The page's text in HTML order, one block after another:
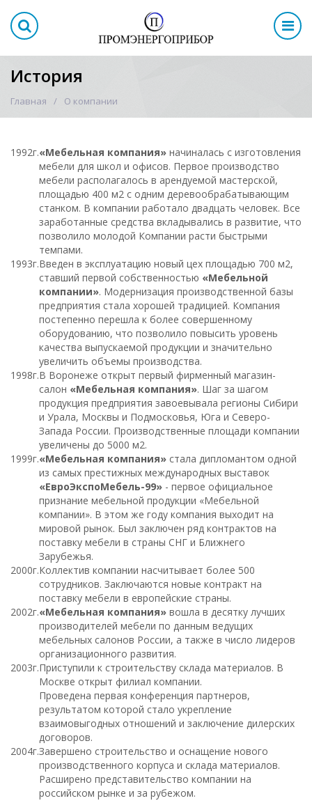
История
Главная О компании
1992г.«Мебельная компания» начиналась с изготовления
мебели для школ и офисов. Первое производство
мебели располагалось в арендуемой мастерской,
площадью 400 м2 с одним деревообрабатывающим
станком. В компании работало двадцать человек. Все
заработанные средства вкладывались в развитие, что
позволило молодой Компании расти быстрыми
темпами.
1993г.Введен в эксплуатацию новый цех площадью 700 м2,
ставший первой собственностью «Мебельной
компании». Модернизация производственной базы
предприятия стала хорошей традицией. Компания
постепенно перешла к более совершенному
оборудованию, что позволило повысить уровень
качества выпускаемой продукции и значительно
увеличить объемы производства.
1998г.В Воронеже открыт первый фирменный магазин-
салон «Мебельная компания». Шаг за шагом
продукция предприятия завоевывала регионы Сибири
и Урала, Москвы и Подмосковья, Юга и Северо-
Запада России. Производственные площади компании
увеличены до 5000 м2.
1999г.«Мебельная компания» стала дипломантом одной
из самых престижных международных выставок
«ЕвроЭкспоМебель-99» - первое официальное
признание мебельной продукции «Мебельной
компании». В этом же году компания выходит на
мировой рынок. Был заключен ряд контрактов на
поставку мебели в страны СНГ и Ближнего
Зарубежья.
2000г.Коллектив компании насчитывает более 500
сотрудников. Заключаются новые контракт на
поставку мебели в европейские страны.
2002г.«Мебельная компания» вошла в десятку лучших
производителей мебели по данным ведущих
мебельных салонов России, а также в число лидеров
организационного развития.
2003г.Приступили к строительству склада материалов. В
Москве открыт филиал компании.
Проведена первая конференция партнеров,
результатом которой стало укрепление
взаимовыгодных отношений и заключение дилерских
договоров.
2004г.Завершено строительство и оснащение нового
производственного корпуса и склада материалов.
Расширено представительство компании на
российском рынке и за рубежом.